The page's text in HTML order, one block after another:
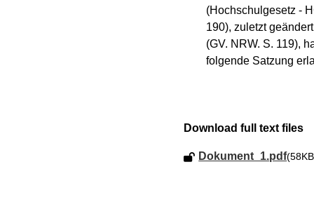
(Hochschulgesetz -
190), zuletzt
(GV. NRW. S. 119),
folgende Satzung
Download full text files
Dokument_1.pdf